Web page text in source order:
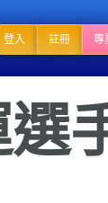
登入 註冊 專